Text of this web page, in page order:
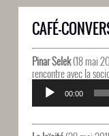
CAFÉ-
Pinar Selek(18 mai
rencontre avec la
Lecteur
audio
00:00